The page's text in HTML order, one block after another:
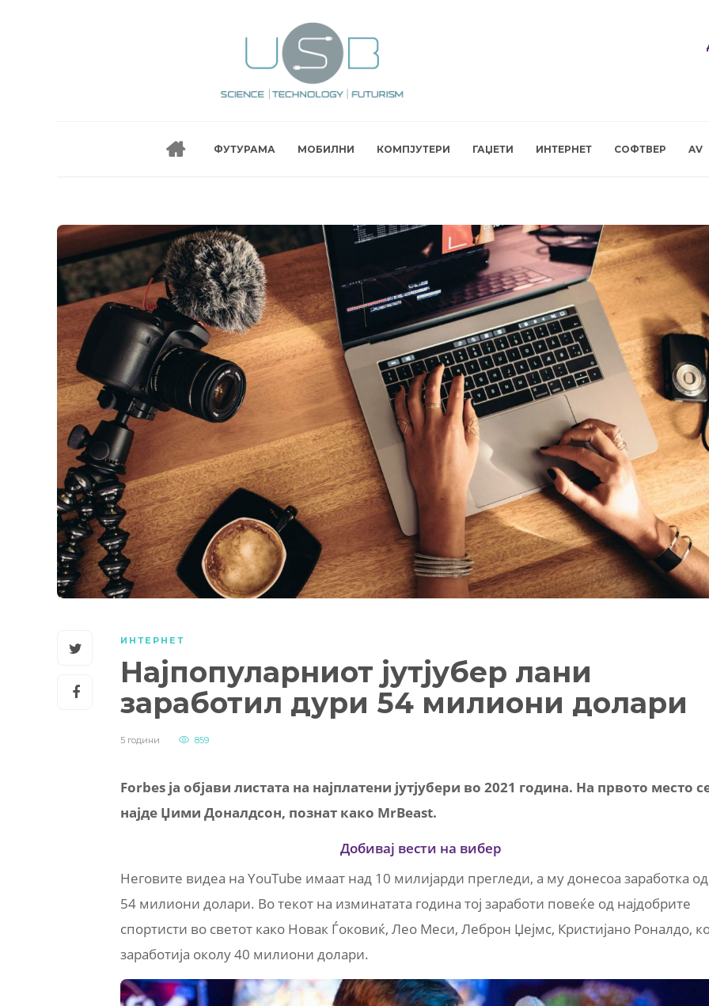
ФУТУРАМА МОБИЛНИ КОМПЈУТЕРИ ГАЏЕТИ ИНТЕРНЕТ СОФТВЕР AV
ИНТЕРНЕТ
Најпопуларниот јутјубер лани
заработил дури 54 милиони долари
5 години 859
Forbes ја објави листата на најплатени јутјубери во 2021 година. На првото место
најде Џими Доналдсон, познат како MrBeast.
Добивај вести на вибер
Неговите видеа на YouTube имаат над 10 милијарди прегледи, а му донесоа заработка од
54 милиони долари. Во текот на изминатата година тој заработи повеќе од најдобрите
спортисти во светот како Новак Ѓоковиќ, Лео Меси, Леброн Џејмс, Кристијано Роналдо,
заработија околу 40 милиони долари.